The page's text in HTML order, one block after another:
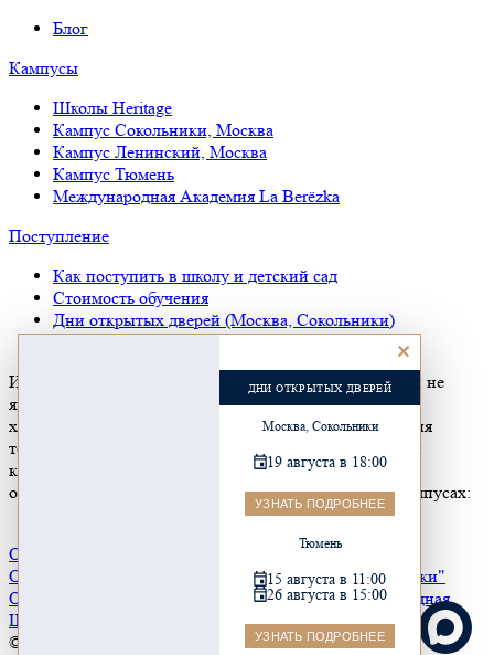
Блог
Кампусы
Школы Heritage
Кампус Сокольники, Москва
Кампус Ленинский, Москва
Кампус Тюмень
Международная Академия La Berёzka
Поступление
Как поступить в школу и детский сад
Стоимость обучения
Дни открытых дверей (Москва, Сокольники)
Дни открытых дверей (Тюмень)
Информация, размещенная на сайте группы компаний не
является публичной офертой, носит ознакомительный
характер о сети школ группы компаний. Для получения
точной информации об образовательной деятельности
кампусов посетите официальные сайты организаций,
осуществляющих образовательную деятельность в кампусах:
ООО "Школа Наследие Сокольники"
ОАНО "Международная Школа Херитейдж Сокольники"
ООО "Школа Наследие Тюмень" ОАНО "Международная
Школа Херитейдж Тюмень"
© 2020-2026 Heritage International School
ДНИ ОТКРЫТЫХ ДВЕРЕЙ
Москва, Сокольники
19 августа в 18:00
УЗНАТЬ ПОДРОБНЕЕ
Тюмень
15 августа в 11:00
26 августа в 15:00
УЗНАТЬ ПОДРОБНЕЕ